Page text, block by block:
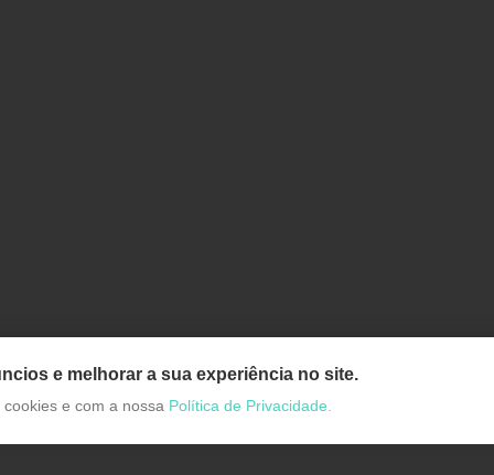
e melhorar a sua experiência no site.
e com a nossa Política de Privacidade.